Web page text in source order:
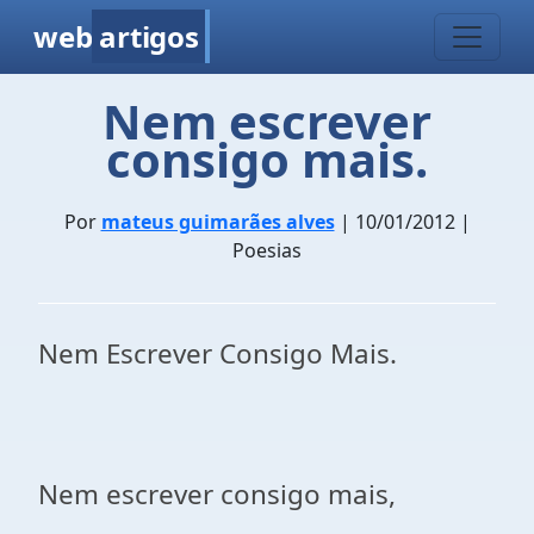
web artigos
Nem escrever
consigo mais.
Por mateus guimarães alves| 10/01/2012 |
Poesias
Nem Escrever Consigo Mais.
Nem escrever consigo mais,